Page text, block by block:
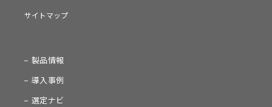
サイトマップ
製品情報
導入事例
選定ナビ